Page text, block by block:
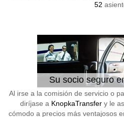
52
Su socio seguro
Al irse a la comisión de servicio o
diríjase a KnopkaTransfery le
cómodo a precios más ventajosos